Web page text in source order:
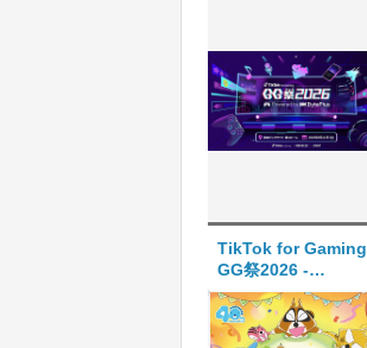
TikTok for Gaming
GG祭2026 -
Powered by
BytePlus